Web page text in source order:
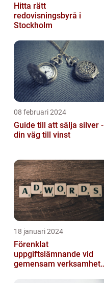
Hitta rätt
redovisningsbyrå i
Stockholm
08 februari 2024
Guide till att sälja silver -
din väg till vinst
18 januari 2024
Förenklat
uppgiftslämnande vid
gemensam verksamhet